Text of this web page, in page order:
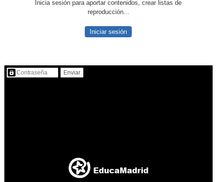
Inicia sesión para aportar contenidos, crear listas de
reproducción...
Iniciar sesión
Contenido protegido…